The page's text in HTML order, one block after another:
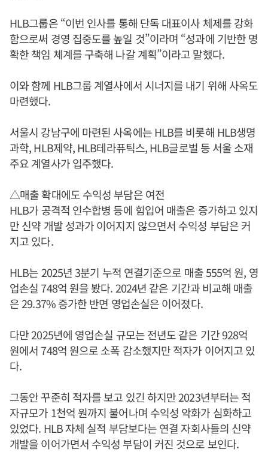
HLB그룹은 “이번 인사를 통해 단독 대표이사 체제를 강화
함으로써 경영 집중도를 높일 것”이라며 “성과에 기반한 명
확한 책임 체계를 구축해 나갈 계획”이라고 말했다.
이와 함께 HLB그룹 계열사에서 시너지를 내기 위해 사옥도
마련했다.
서울시 강남구에 마련된 사옥에는 HLB를 비롯해 HLB생명
과학, HLB제약, HLB테라퓨틱스, HLB글로벌 등 서울 소재
주요 계열사가 입주했다.
△매출 확대에도 수익성 부담은 여전
HLB가 공격적 인수합병 등에 힘입어 매출은 증가하고 있지
만 신약 개발 성과가 이어지지 않으면서 수익성 부담은 커
지고 있다.
HLB는 2025년 3분기 누적 연결기준으로 매출 555억 원, 영
업손실 748억 원을 봤다. 2024년 같은 기간과 비교해 매출
은 29.37% 증가한 반면 영업손실은 이어졌다.
다만 2025년에 영업손실 규모는 전년도 같은 기간 928억
원에서 748억 원으로 소폭 감소했지만 적자가 이어지고 있
다.
그동안 꾸준히 적자를 보고 있긴 하지만 2023년부터는 적
자규모가 1천억 원까지 불어나며 수익성 악화가 심화하고
있었다. HLB 자체 실적 부담보다는 연결 자회사들의 신약
개발을 이어가면서 수익성 부담이 커진 것으로 보인다.